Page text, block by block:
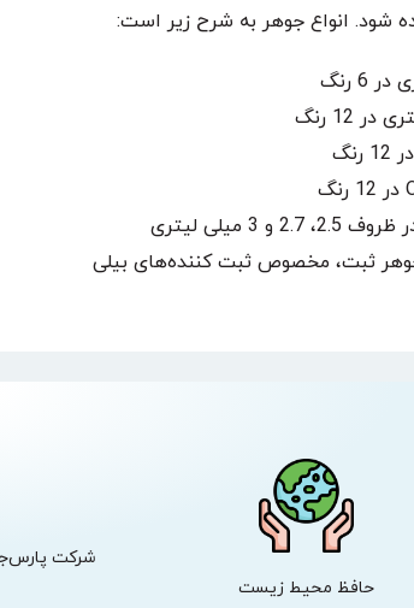
شود. انواع جوهر به شرح زیر است:
ثبت، مخصوص ثبت کننده‌های بیلی
حافظ محیط زیست
شرکت